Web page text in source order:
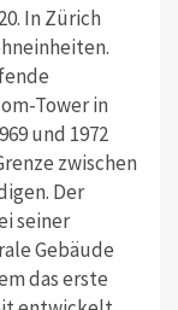
In Zürich
Tower in
und 1972
zwischen
Der
seiner
Gebäude
das erste